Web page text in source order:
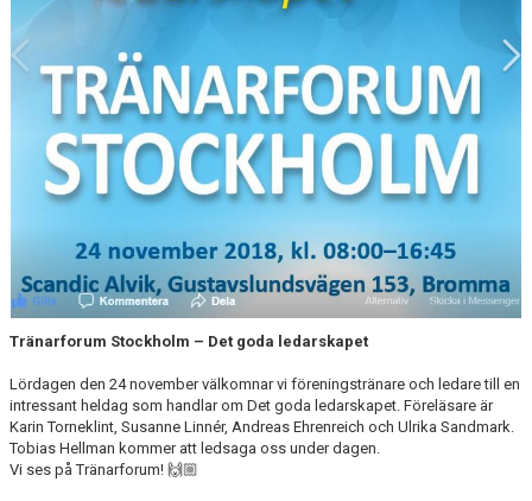
TWIST CHEER COMP
Tränarforum Stockholm – Det goda ledarskapet
Lördagen den 24 november välkomnar vi föreningstränare och ledare till en
intressant heldag som handlar om Det goda ledarskapet. Föreläsare är
Karin Torneklint, Susanne Linnér, Andreas Ehrenreich och Ulrika Sandmark.
Tobias Hellman kommer att ledsaga oss under dagen.
Vi ses på Tränarforum! 🙌🏼